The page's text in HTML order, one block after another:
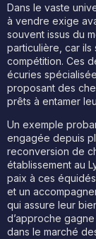
Dans le vaste
à vendre exige
souvent issus du
particulière, car ils
compétition. Ces
écuries
proposant des
prêts à entamer
Un exemple
engagée depuis
reconversion de
établissement au
paix à ces
et un
qui assure leur
d’approche
dans le marché